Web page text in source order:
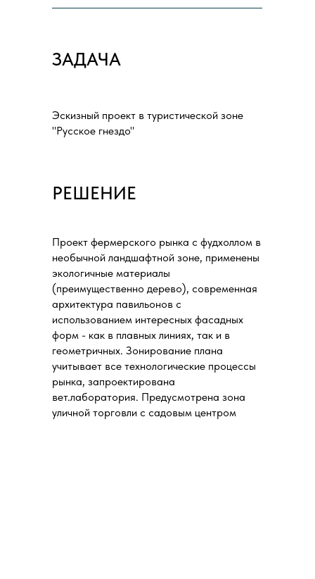
ЗАДАЧА
Эскизный проект в туристической зоне
"Русское гнездо"
РЕШЕНИЕ
Проект фермерского рынка с фудхоллом в
необычной ландшафтной зоне, применены
экологичные материалы
(преимущественно дерево), современная
архитектура павильонов с
использованием интересных фасадных
форм - как в плавных линиях, так и в
геометричных. Зонирование плана
учитывает все технологические процессы
рынка, запроектирована
вет.лаборатория. Предусмотрена зона
уличной торговли с садовым центром